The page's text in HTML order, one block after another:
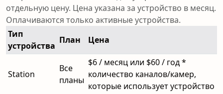
отдельную цену. Цена указана за устройство в месяц.
Оплачиваются только активные устройства.
Тип
устройства
План Цена
Station
Все
планы
$6 / месяц или $60 / год *
количество каналов/камер,
которые использует устройство